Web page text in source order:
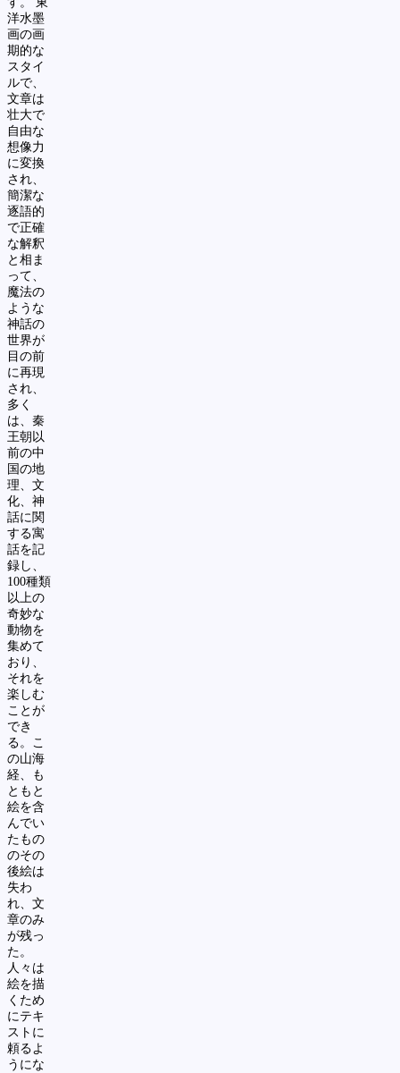
洋水墨
画の画
期的な
スタイ
ルで、
文章は
壮大で
自由な
想像力
に変換
され、
簡潔な
逐語的
で正確
な解釈
と相ま
って、
魔法の
ような
神話の
世界が
目の前
に再現
され、
多く
は、秦
王朝以
前の中
国の地
理、文
化、神
話に関
する寓
話を記
録し、
100種類
以上の
奇妙な
動物を
集めて
おり、
それを
楽しむ
ことが
でき
る。こ
の山海
経、も
ともと
絵を含
んでい
たもの
のその
後絵は
失わ
れ、文
章のみ
が残っ
た。
人々は
絵を描
くため
にテキ
ストに
頼るよ
うにな